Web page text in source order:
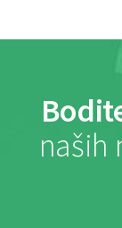
naših